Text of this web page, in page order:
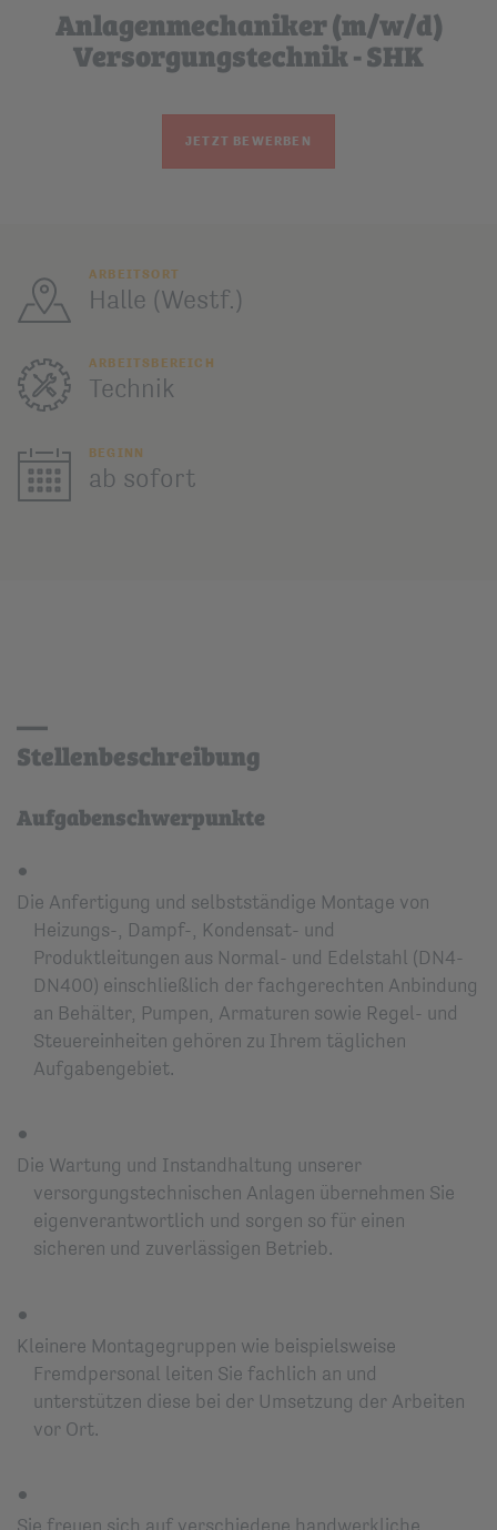
Anlagenmechaniker (m/w/d)
Versorgungstechnik - SHK
JETZT BEWERBEN
ARBEITSORT
Halle (Westf.)
ARBEITSBEREICH
Technik
BEGINN
ab sofort
Stellenbeschreibung
Aufgabenschwerpunkte
Die Anfertigung und selbstständige Montage von
Heizungs-, Dampf-, Kondensat- und
Produktleitungen aus Normal- und Edelstahl (DN4-
DN400) einschließlich der fachgerechten Anbindung
an Behälter, Pumpen, Armaturen sowie Regel- und
Steuereinheiten gehören zu Ihrem täglichen
Aufgabengebiet.
Die Wartung und Instandhaltung unserer
versorgungstechnischen Anlagen übernehmen Sie
eigenverantwortlich und sorgen so für einen
sicheren und zuverlässigen Betrieb.
Kleinere Montagegruppen wie beispielsweise
Fremdpersonal leiten Sie fachlich an und
unterstützen diese bei der Umsetzung der Arbeiten
vor Ort.